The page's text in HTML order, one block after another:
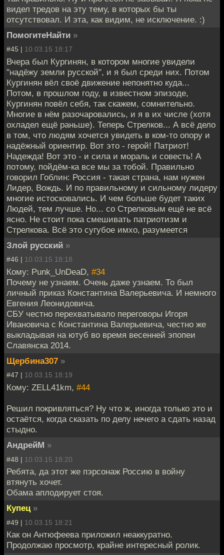
видел тредов на эту тему, в которых бы ты
отсутствовал. И эта, как видим, не исключение. :)
ПомогитеНайти »
#45 | 10.03.15 18:17
Вчера был Кургинян, в котором многие увидели
"надёжу земли русской", и я был среди них. Потом
Кургинян вёл своё движение непонятно куда...
Потом, в прошлом году, в известном эпизоде,
Кургинян повёл себя, так скажем, сомнительно.
Многие в нём разочаровались, и я в их числе (хотя
охладел ещё раньше). Теперь Стрелков... А всё дело
в том, что людям хочется увидеть в ком-то опору и
надёжный ориентир. Вот это - герой! Патриот!
Надежда! Вот это - и сила и мораль и совесть! А
потому, пойдём-ка все мы за тобой. Правильно
говорил Гоблин: Россия - такая страна, нам нужен
Лидер, Вождь. И по правильному и сильному лидеру
многие истосковались. И чем больше будет таких
Людей, тем лучше. Но... со Стрелковым ещё не всё
ясно. Не стоит пока смешивать патриотизм и
Стрелкова. Всё это сугубое имхо, разумеется
Злой русский »
#46 | 10.03.15 18:18
Кому: Punk_UnDeaD, #34
Почему не узнаем. Очень даже узнаем. То был
личный приказ Константина Валерьевича. И немного
Евгения Леонидовича.
СБУ честно перехватывало переговоры Игоря
Ивановича с Константина Валерьевича, честно же
выкладывая на ютуб во время весенней эпопеи
Славянска 2014.
Щербина307 »
#47 | 10.03.15 18:19
Кому: ZELL41km, #44
Решил покривляться? Ну что ж, иногда только это и
остаётся, когда сказать по делу нечего а сдать назад
стыдно.
АндрейМ »
#48 | 10.03.15 18:20
Ребята, да этот же пэрсонаж Россию в войну
втянуть хочет.
Обама аплодирует стоя.
Купец »
#49 | 10.03.15 18:21
Как он Антюфеева приложил неаккуратно.
Продолжаю просмотр, крайне интересный ролик.